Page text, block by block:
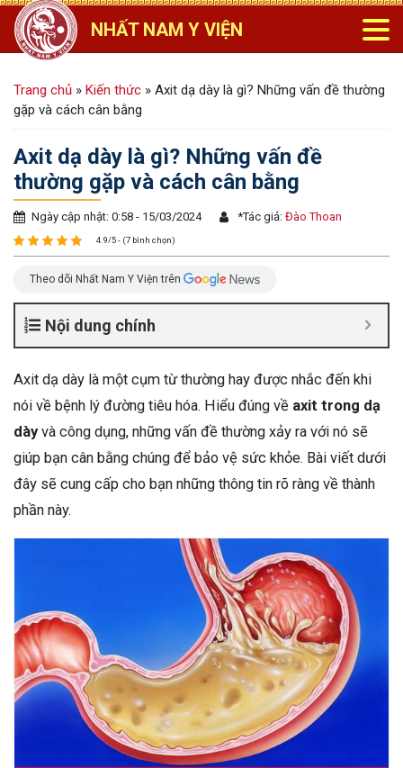
NHẤT NAM Y VIỆN
Trang chủ » Kiến thức » Axit dạ dày là gì? Những vấn đề thường
gặp và cách cân bằng
Axit dạ dày là gì? Những vấn đề
thường gặp và cách cân bằng
Ngày cập nhật: 0:58 - 15/03/2024 *Tác giả: Đào Thoan
4.9/5 - (7 bình chọn)
Theo dõi Nhất Nam Y Viện trên
Nội dung chính
Axit dạ dày là một cụm từ thường hay được nhắc đến khi
nói về bệnh lý đường tiêu hóa. Hiểu đúng về axit trong dạ
dàyvà công dụng, những vấn đề thường xảy ra với nó sẽ
giúp bạn cân bằng chúng để bảo vệ sức khỏe. Bài viết dưới
đây sẽ cung cấp cho bạn những thông tin rõ ràng về thành
phần này.